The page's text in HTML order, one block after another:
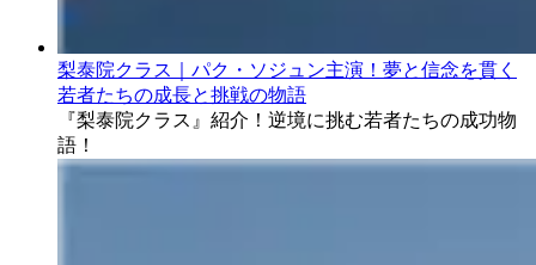
梨泰院クラス｜パク・ソジュン主演！夢と信念を貫く
若者たちの成長と挑戦の物語
『梨泰院クラス』紹介！逆境に挑む若者たちの成功物
語！